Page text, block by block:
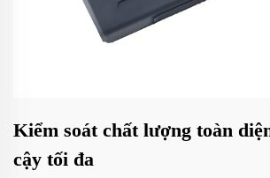
Kiểm soát chất lượng toàn
cậy tối đa